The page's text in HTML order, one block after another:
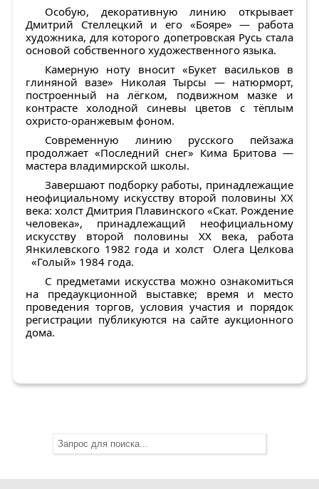
Особую, декоративную линию открывает
Дмитрий Стеллецкий и его «Бояре» — работа
художника, для которого допетровская Русь стала
основой собственного художественного языка.
Камерную ноту вносит«Букет васильков в
глиняной вазе» Николая Тырсы — натюрморт,
построенный на лёгком, подвижном мазке и
контрасте холодной синевы цветов с тёплым
охристо-оранжевым фоном.
Современную линию русского пейзажа
продолжает «Последний снег» Кима Бритова —
мастера владимирской школы.
Завершают подборку работы, принадлежащие
неофициальному искусству второй половины XX
века: холст Дмитрия Плавинского «Скат. Рождение
человека», принадлежащий неофициальному
искусству второй половины XX века, работа
Янкилевского 1982 года и холст Олега Целкова
«Голый» 1984 года.
С предметами искусства можно ознакомиться
на предаукционной выставке; время и место
проведения торгов, условия участия и порядок
регистрации публикуются на сайте аукционного
дома.